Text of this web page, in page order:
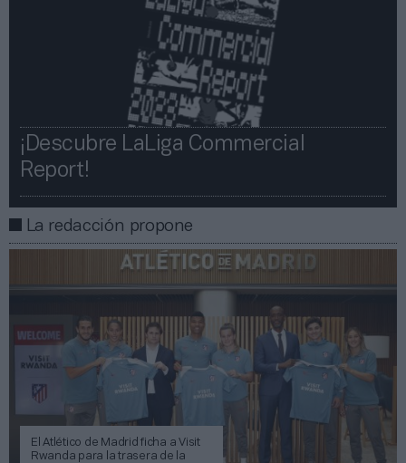
¡Descubre LaLiga Commercial
Report!​​
La redacción propone
El Atlético de Madrid ficha a Visit
Rwanda para la trasera de la